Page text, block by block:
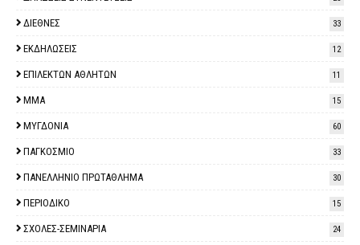
ΔΙΕΘΝΕΣ 33
ΕΚΔΗΛΩΣΕΙΣ 12
ΕΠΙΛΕΚΤΩΝ ΑΘΛΗΤΩΝ 11
ΜΜΑ 15
ΜΥΓΔΟΝΙΑ 60
ΠΑΓΚΟΣΜΙΟ 33
ΠΑΝΕΛΛΗΝΙΟ ΠΡΩΤΑΘΛΗΜΑ 30
ΠΕΡΙΟΔΙΚΟ 15
ΣΧΟΛΕΣ-ΣΕΜΙΝΑΡΙΑ 24